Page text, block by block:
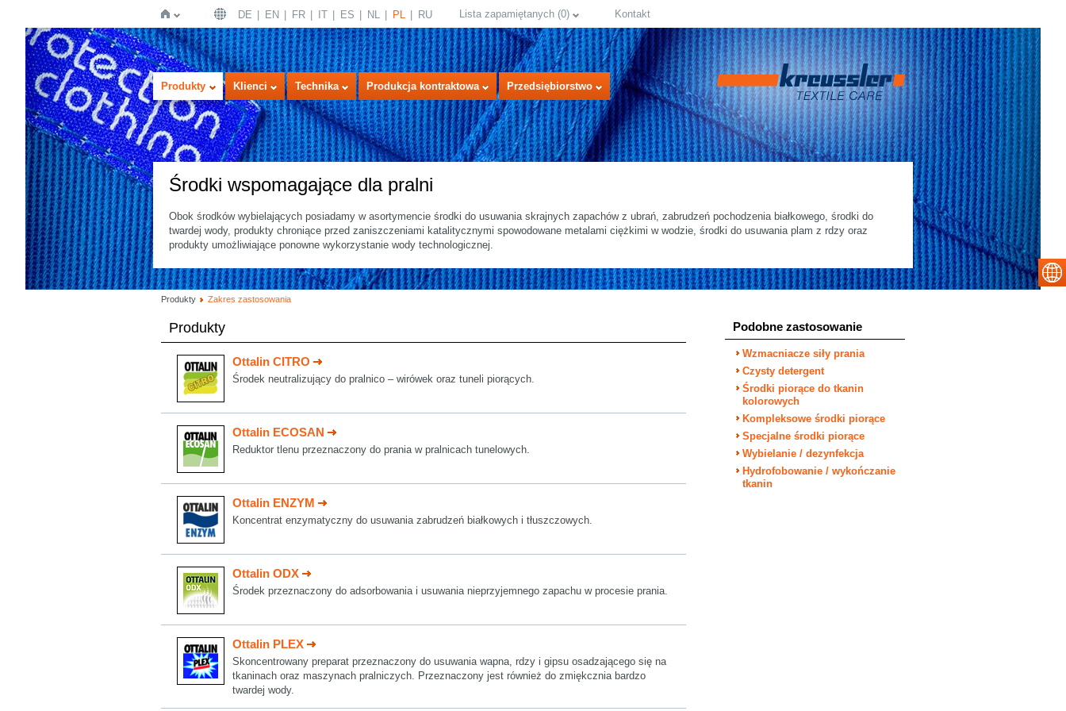
Strona
główna
DE EN FR IT ES NL PL RU Lista zapamiętanych (0) Kontakt
Produkty Klienci Technika Produkcja kontraktowa Przedsiębiorstwo
Środki wspomagające dla pralni
Obok środków wybielających posiadamy w asortymencie środki do usuwania skrajnych zapachów z ubrań, zabrudzeń pochodzenia białkowego, środki do
twardej wody, produkty chroniące przed zaniszczeniami katalitycznymi spowodowane metalami ciężkimi w wodzie, środki do usuwania plam z rdzy oraz
produkty umożliwiające ponowne wykorzystanie wody technologicznej.
Produkty Zakres zastosowania
Produkty
Ottalin CITRO
Środek neutralizujący do pralnico – wirówek oraz tuneli piorących.
Ottalin ECOSAN
Reduktor tlenu przeznaczony do prania w pralnicach tunelowych.
Ottalin ENZYM
Koncentrat enzymatyczny do usuwania zabrudzeń białkowych i tłuszczowych.
Ottalin ODX
Środek przeznaczony do adsorbowania i usuwania nieprzyjemnego zapachu w procesie prania.
Ottalin PLEX
Skoncentrowany preparat przeznaczony do usuwania wapna, rdzy i gipsu osadzającego się na
tkaninach oraz maszynach pralniczych. Przeznaczony jest również do zmiękcznia bardzo
twardej wody.
Podobne zastosowanie
Wzmacniacze siły prania
Czysty detergent
Środki piorące do tkanin
kolorowych
Kompleksowe środki piorące
Specjalne środki piorące
Wybielanie / dezynfekcja
Hydrofobowanie / wykończanie
tkanin